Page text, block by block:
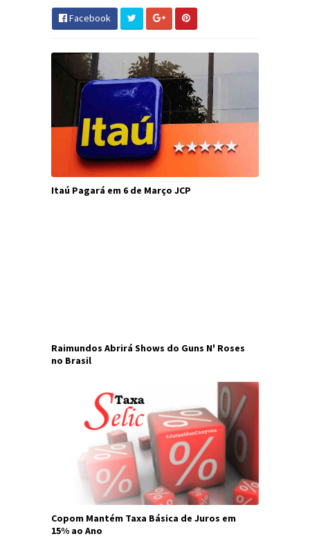
Facebook
Itaú Pagará em 6 de Março JCP
Raimundos Abrirá Shows do Guns N' Roses
no Brasil
Copom Mantém Taxa Básica de Juros em
15% ao Ano